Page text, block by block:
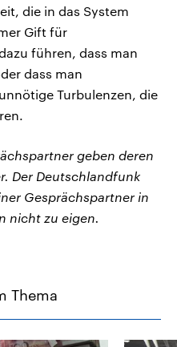
die in das System
Gift für
führen, dass man
dass man
Turbulenzen, die
geben deren
Der Deutschlandfunk
Gesprächspartner in
nicht zu eigen.
Thema